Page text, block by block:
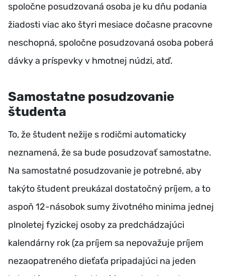
spoločne posudzovaná osoba je ku dňu podania
žiadosti viac ako štyri mesiace dočasne pracovne
neschopná, spoločne posudzovaná osoba poberá
dávky a príspevky v hmotnej núdzi, atď.
Samostatne posudzovanie
študenta
To, že študent nežije s rodičmi automaticky
neznamená, že sa bude posudzovať samostatne.
Na samostatné posudzovanie je potrebné, aby
takýto študent preukázal dostatočný príjem, a to
aspoň 12-násobok sumy životného minima jednej
plnoletej fyzickej osoby za predchádzajúci
kalendárny rok (za príjem sa nepovažuje príjem
nezaopatreného dieťaťa pripadajúci na jeden